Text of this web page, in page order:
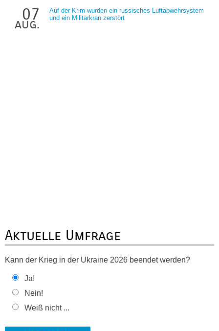
07
aug.
Auf der Krim wurden ein russisches Luftabwehrsystem
und ein Militärkran zerstört
Aktuelle Umfrage
Kann der Krieg in der Ukraine 2026 beendet werden?
Ja!
Nein!
Weiß nicht ...